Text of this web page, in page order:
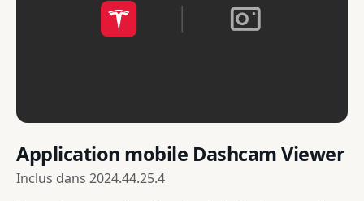
Application mobile Dashcam Viewer
Inclus dans 2024.44.25.4